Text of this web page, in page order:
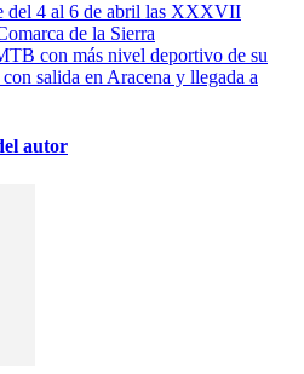
del 4 al 6 de abril las XXXVII
de la Sierra
con más nivel deportivo de su
salida en Aracena y llegada a
autor